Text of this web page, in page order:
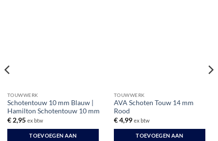
TOUWWERK
Schotentouw 10 mm Blauw |
Hamilton Schotentouw 10 mm
€2,95 ex btw
TOEVOEGEN AAN
TOUWWERK
AVA Schoten Touw 14 mm
Rood
€4,99 ex btw
TOEVOEGEN AAN